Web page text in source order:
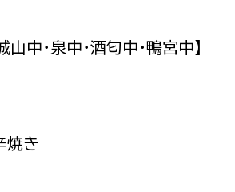
山中・泉中・酒匂中・鴨宮中】
焼き